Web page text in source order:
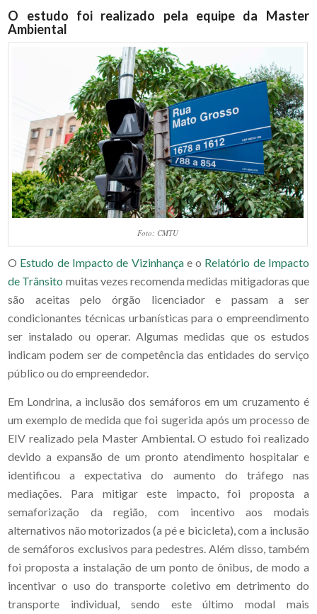
O estudo foi realizado pela equipe da Master
Ambiental
Foto: CMTU
O Estudo de Impacto de Vizinhançae o Relatório de Impacto
de Trânsito muitas vezes recomenda medidas mitigadoras que
são aceitas pelo órgão licenciador e passam a ser
condicionantes técnicas urbanísticas para o empreendimento
ser instalado ou operar. Algumas medidas que os estudos
indicam podem ser de competência das entidades do serviço
público ou do empreendedor.
Em Londrina, a inclusão dos semáforos em um cruzamento é
um exemplo de medida que foi sugerida após um processo de
EIV realizado pela Master Ambiental. O estudo foi realizado
devido a expansão de um pronto atendimento hospitalar e
identificou a expectativa do aumento do tráfego nas
mediações. Para mitigar este impacto, foi proposta a
semaforização da região, com incentivo aos modais
alternativos não motorizados (a pé e bicicleta), com a inclusão
de semáforos exclusivos para pedestres. Além disso, também
foi proposta a instalação de um ponto de ônibus, de modo a
incentivar o uso do transporte coletivo em detrimento do
transporte individual, sendo este último modal mais